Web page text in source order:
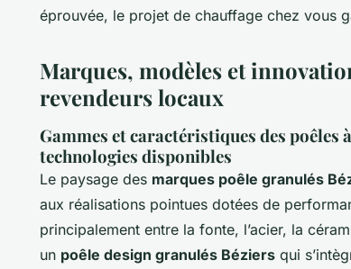
éprouvée, le projet de chauffage chez vous
Marques, modèles et
revendeurs locaux
Gammes et caractéristiques des poêles
technologies disponibles
Le paysage des marques poêle granulés
aux réalisations pointues dotées de
principalement entre la fonte, l’acier, la
un poêle design granulés Béziers qui